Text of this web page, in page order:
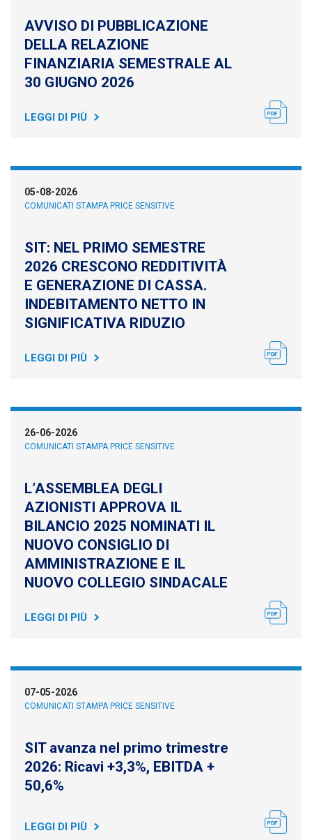
AVVISO DI PUBBLICAZIONE
DELLA RELAZIONE
FINANZIARIA SEMESTRALE AL
30 GIUGNO 2026
LEGGI DI PIÙ
05-08-2026
COMUNICATI STAMPA PRICE SENSITIVE
SIT: NEL PRIMO SEMESTRE
2026 CRESCONO REDDITIVITÀ
E GENERAZIONE DI CASSA.
INDEBITAMENTO NETTO IN
SIGNIFICATIVA RIDUZIO
LEGGI DI PIÙ
26-06-2026
COMUNICATI STAMPA PRICE SENSITIVE
L’ASSEMBLEA DEGLI
AZIONISTI APPROVA IL
BILANCIO 2025 NOMINATI IL
NUOVO CONSIGLIO DI
AMMINISTRAZIONE E IL
NUOVO COLLEGIO SINDACALE
LEGGI DI PIÙ
07-05-2026
COMUNICATI STAMPA PRICE SENSITIVE
SIT avanza nel primo trimestre
2026: Ricavi +3,3%, EBITDA +
50,6%
LEGGI DI PIÙ